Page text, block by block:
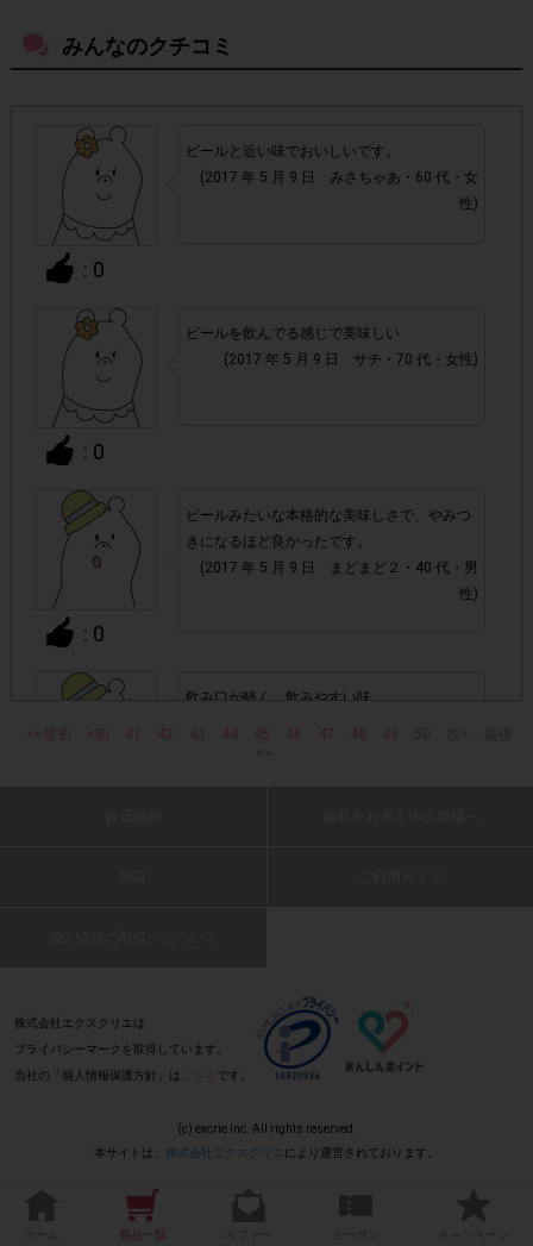
・今回は 「ALL-FREE 250ml」や「ALL-FREE
500ml」、その他シリーズをご購入いただいても、ポイ
・ご購入本数は
です。5本に満たない数をご購入いただ
いた場合はポイント付与対象外となります。
・20歳以上の成人の方が対象です。
・店舗によって取扱いのない場合があります。予めご了承く
ださい。
・参加(申し込み)を回答前にしていただければ、募集人数が
上限に達しても、掲載期間内のアンケート回答が可能です。
・他サイトのテンタメを含め、1つのアンケートにつき1人1
回の参加とさせていただいております。
・悪質な投稿があった場合、
させていた
だくこともあります。
・スマートフォン、携帯電話、タブレットPCにつきまし
・購入できなかった/指定本数を購入できなかった場合
・他のサイトでの参加を含めて、1つのアンケートに対して
「対象商品名」「購入本数」
みんなのクチコミ
: 0
ビールと近い味でおいしいです。
(2017 年 5 月 9 日 みさちゃあ・60 代・女
性)
: 0
ビールを飲んでる感じで美味しい
(2017 年 5 月 9 日 サチ・70 代・女性)
: 0
ビールみたいな本格的な美味しさで、やみつ
きになるほど良かったです。
(2017 年 5 月 9 日 まどまど２・40 代・男
性)
飲み口が軽く、飲みやすい味
ノンアルコールビールでも、ビールを飲んで
<<最初 <前 41 42 43 44 45 46 47 48 49
株式会社エクスクリエは
プライバシーマークを取得しています。
当社の「個人情報保護方針」は
です。
(c) excrie Inc. All rights reserved.
本サイトは、 株式会社エクスクリエにより運営されております。
商品一覧